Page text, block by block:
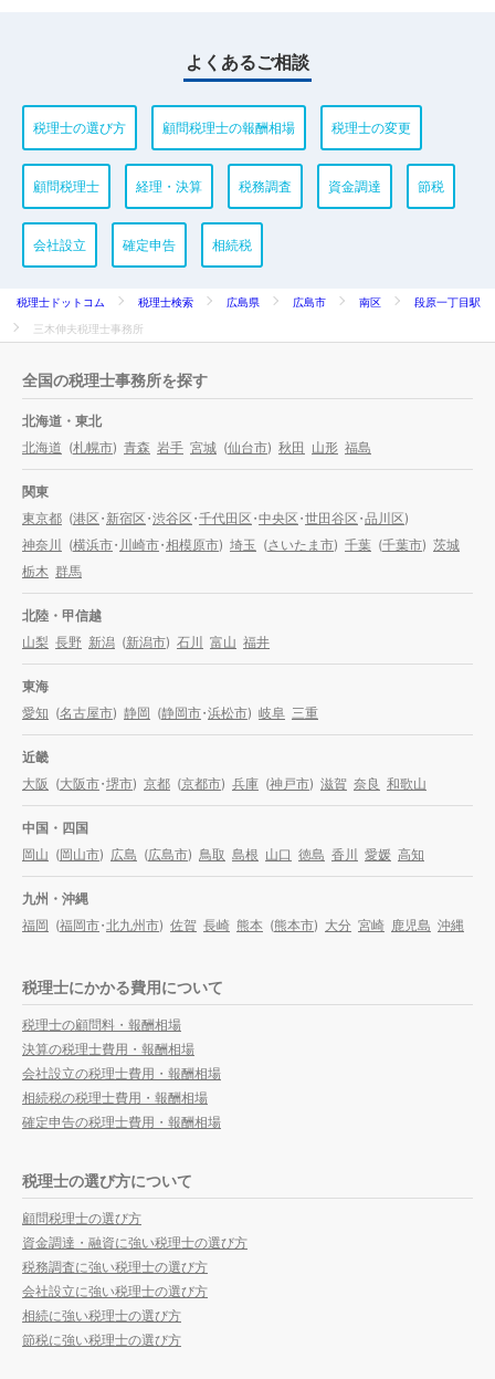
よくあるご相談
税理士の選び方 顧問税理士の報酬相場 税理士の変更
顧問税理士 経理・決算 税務調査 資金調達 節税
会社設立 確定申告 相続税
税理士ドットコム 税理士検索 広島県 広島市 南区
段原一丁目駅
三木伸夫税理士事務所
全国の税理士事務所を探す
北海道・東北
北海道 (札幌市) 青森 岩手 宮城 (仙台市) 秋田 山形 福島
関東
東京都 (港区・新宿区・渋谷区・千代田区・中央区・世田谷区・品川区)
神奈川 (横浜市・川崎市・相模原市) 埼玉 (さいたま市) 千葉 (千葉市) 茨城
栃木 群馬
北陸・甲信越
山梨 長野 新潟 (新潟市) 石川 富山 福井
東海
愛知 (名古屋市) 静岡 (静岡市・浜松市) 岐阜 三重
近畿
大阪 (大阪市・堺市) 京都 (京都市) 兵庫 (神戸市) 滋賀 奈良 和歌山
中国・四国
岡山 (岡山市) 広島 (広島市) 鳥取 島根 山口 徳島 香川 愛媛 高知
九州・沖縄
福岡 (福岡市・北九州市) 佐賀 長崎 熊本 (熊本市) 大分 宮崎 鹿児島 沖縄
税理士にかかる費用について
税理士の顧問料・報酬相場
決算の税理士費用・報酬相場
会社設立の税理士費用・報酬相場
相続税の税理士費用・報酬相場
確定申告の税理士費用・報酬相場
税理士の選び方について
顧問税理士の選び方
資金調達・融資に強い税理士の選び方
税務調査に強い税理士の選び方
会社設立に強い税理士の選び方
相続に強い税理士の選び方
節税に強い税理士の選び方